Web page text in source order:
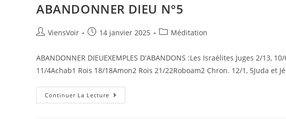
ABANDONNER DIEU N°5
ViensVoir 14 janvier 2025 Méditation
ABANDONNER DIEUEXEMPLES D'ABANDONS :Les Israélites Juges 2/13,
11/4Achab1 Rois 18/18Amon2 Rois 21/22Roboam2 Chron. 12/1, 5Juda et
Continuer La Lecture